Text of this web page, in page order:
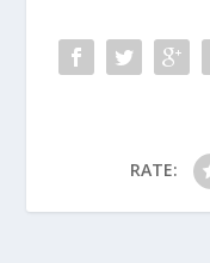
RATE: